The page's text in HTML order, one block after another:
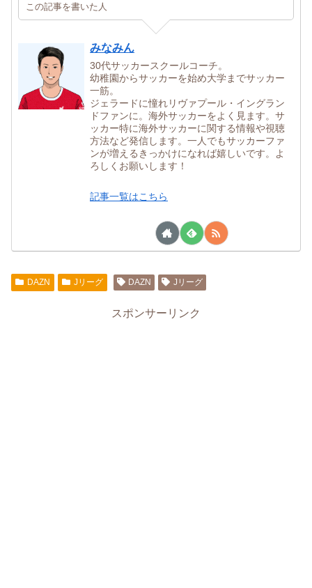
この記事を書いた人
みなみん
30代サッカースクールコーチ。
幼稚園からサッカーを始め大学までサッカー
一筋。
ジェラードに憧れリヴァプール・イングラン
ドファンに。海外サッカーをよく見ます。サ
ッカー特に海外サッカーに関する情報や視聴
方法など発信します。一人でもサッカーファ
ンが増えるきっかけになれば嬉しいです。よ
ろしくお願いします！
記事一覧はこちら
DAZN Jリーグ DAZN Jリーグ
スポンサーリンク